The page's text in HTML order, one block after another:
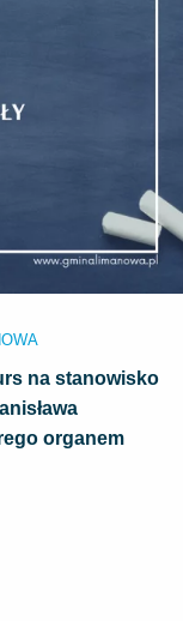
na stanowisko
organem